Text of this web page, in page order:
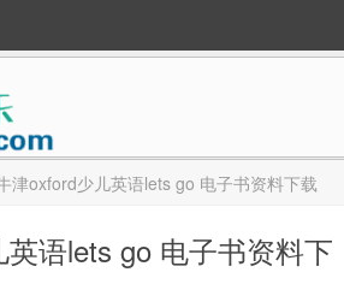
津oxford少儿英语lets go 电子书资料下载
语lets go 电子书资料下